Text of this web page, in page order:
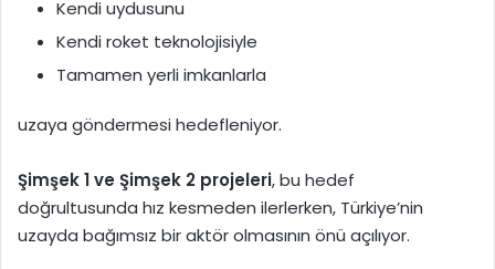
Kendi uydusunu
Kendi roket teknolojisiyle
Tamamen yerli imkanlarla
uzaya göndermesi hedefleniyor.
Şimşek 1 ve Şimşek 2 projeleri, bu hedef
doğrultusunda hız kesmeden ilerlerken, Türkiye’nin
uzayda bağımsız bir aktör olmasının önü açılıyor.